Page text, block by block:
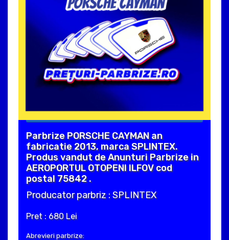
Parbrize PORSCHE CAYMAN an
fabricatie 2013, marca SPLINTEX.
Produs vandut de Anunturi Parbrize in
AEROPORTUL OTOPENI ILFOV cod
postal 75842 .
Producator parbriz : SPLINTEX
Pret : 680 Lei
Abrevieri parbrize: